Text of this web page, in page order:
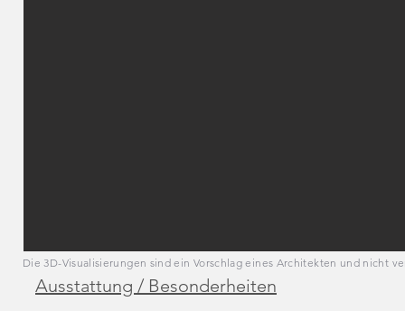
Die 3D-Visualisierungen sind ein Vorschlag eines Architekten und nicht
Ausstattung / Besonderheiten